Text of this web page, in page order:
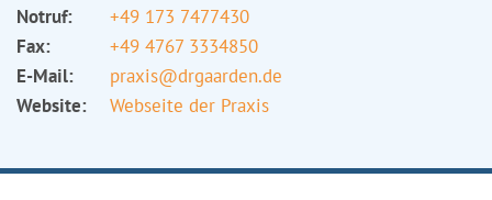
Notruf:
+49 173 7477430
Fax:
+49 4767 3334850
E-Mail:
praxis@drgaarden.de
Website:
Webseite der Praxis